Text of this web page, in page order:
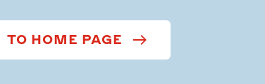
TO HOME PAGE